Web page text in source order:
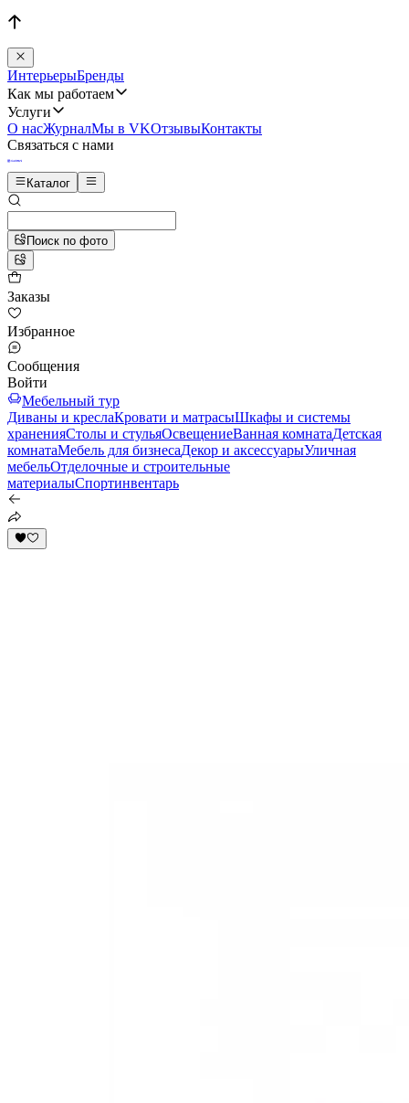
ИнтерьерыБренды
Как мы работаем
Услуги
О насЖурналМы в VKОтзывыКонтакты
Связаться с нами
Каталог
Поиск по фото
Заказы
Избранное
Сообщения
Войти
Мебельный тур
Диваны и креслаКровати и матрасыШкафы и системы
храненияСтолы и стульяОсвещениеВанная комнатаДетская
комнатаМебель для бизнесаДекор и аксессуарыУличная
мебельОтделочные и строительные
материалыСпортинвентарь